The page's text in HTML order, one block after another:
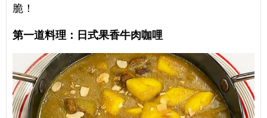
脆！
第一道料理：日式果香牛肉咖哩